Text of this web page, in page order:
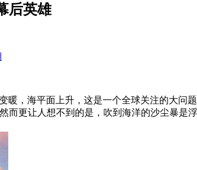
后英雄
暖，海平面上升，这是一个全球关注的大
而更让人想不到的是，吹到海洋的沙尘暴